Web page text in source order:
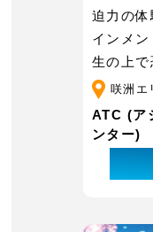
迫力の体
インメント! 2026年夏
生の上
大人まで
問わず
咲洲エ
ATC (ア
ンター)